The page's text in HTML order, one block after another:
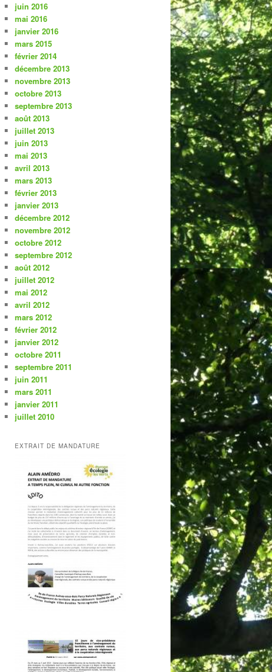
juin 2016
mai 2016
janvier 2016
mars 2015
février 2014
décembre 2013
novembre 2013
octobre 2013
septembre 2013
août 2013
juillet 2013
juin 2013
mai 2013
avril 2013
mars 2013
février 2013
janvier 2013
décembre 2012
novembre 2012
octobre 2012
septembre 2012
août 2012
juillet 2012
mai 2012
avril 2012
mars 2012
février 2012
janvier 2012
octobre 2011
septembre 2011
juin 2011
mars 2011
janvier 2011
juillet 2010
EXTRAIT DE MANDATURE